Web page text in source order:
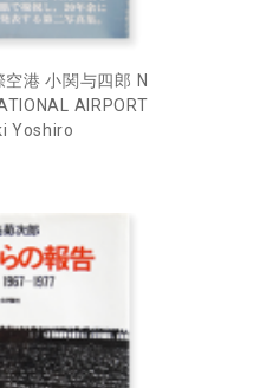
港 小関与四郎 N
AIRPORT
Yoshiro